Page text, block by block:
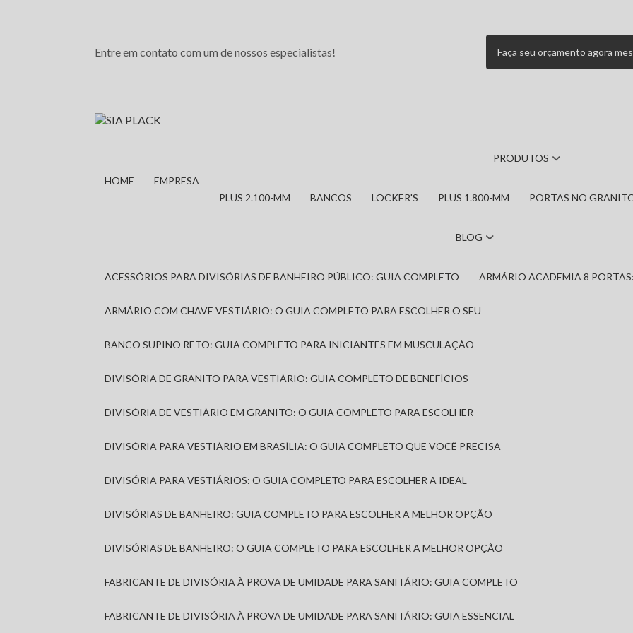
Entre em contato com um de nossos especialistas! Faça seu orçamento agora
HOME EMPRESA
PRODUTOS
PLUS 2.100-MM BANCOS LOCKER'S PLUS 1.800-MM PORTAS NO
BLOG
ACESSÓRIOS PARA DIVISÓRIAS DE BANHEIRO PÚBLICO: GUIA COMPLETO ARMÁRIO ACADEMIA 8
ARMÁRIO COM CHAVE VESTIÁRIO: O GUIA COMPLETO PARA ESCOLHER O SEU
BANCO SUPINO RETO: GUIA COMPLETO PARA INICIANTES EM MUSCULAÇÃO
DIVISÓRIA DE GRANITO PARA VESTIÁRIO: GUIA COMPLETO DE BENEFÍCIOS
DIVISÓRIA DE VESTIÁRIO EM GRANITO: O GUIA COMPLETO PARA ESCOLHER
DIVISÓRIA PARA VESTIÁRIO EM BRASÍLIA: O GUIA COMPLETO QUE VOCÊ PRECISA
DIVISÓRIA PARA VESTIÁRIOS: O GUIA COMPLETO PARA ESCOLHER A IDEAL
DIVISÓRIAS DE BANHEIRO: GUIA COMPLETO PARA ESCOLHER A MELHOR OPÇÃO
DIVISÓRIAS DE BANHEIRO: O GUIA COMPLETO PARA ESCOLHER A MELHOR OPÇÃO
FABRICANTE DE DIVISÓRIA À PROVA DE UMIDADE PARA SANITÁRIO: GUIA COMPLETO
FABRICANTE DE DIVISÓRIA À PROVA DE UMIDADE PARA SANITÁRIO: GUIA ESSENCIAL